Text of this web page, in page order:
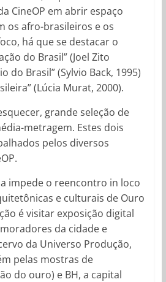
CineOP em abrir espaço
os afro-brasileiros e os
há que se destacar o
do Brasil” (Joel Zito
do Brasil” (Sylvio Back, 1995)
(Lúcia Murat, 2000).
grande seleção de
metragem. Estes dois
pelos diversos
impede o reencontro in loco
e culturais de Ouro
é visitar exposição digital
da cidade e
da Universo Produção,
pelas mostras de
do ouro) e BH, a capital